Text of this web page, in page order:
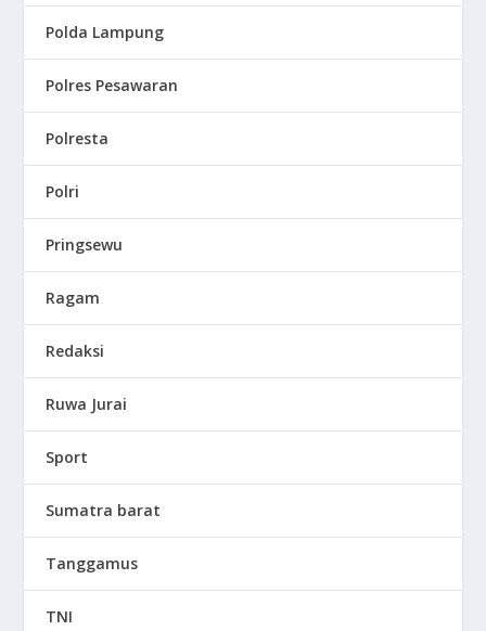
Polda Lampung
Polres Pesawaran
Polresta
Polri
Pringsewu
Ragam
Redaksi
Ruwa Jurai
Sport
Sumatra barat
Tanggamus
TNI